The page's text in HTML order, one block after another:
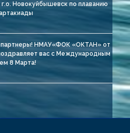
г.о. Новокуйбышевск по плаванию
НМАУ«ФОК «ОКТАН» от
вас с Международным
8 Марта!